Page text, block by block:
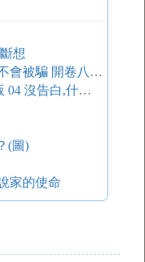
想
馬家輝：在高級餐廳怎樣點酒才不會被騙 開卷八分鐘
(連載)&#34;曖昧&#34;女生破解版 04 沒告白,什么都不是
(圖)
家的使命